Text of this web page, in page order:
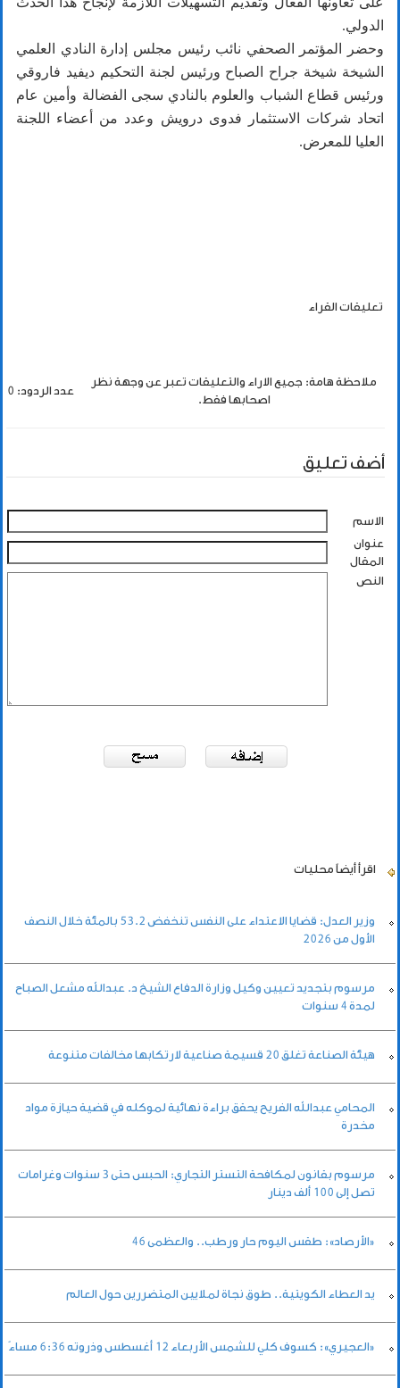
الدولي.
وحضر المؤتمر الصحفي نائب رئيس مجلس إدارة النادي العلمي
الشيخة شيخة جراح الصباح ورئيس لجنة التحكيم ديفيد فاروقي
ورئيس قطاع الشباب والعلوم بالنادي سجى الفضالة وأمين عام
اتحاد شركات الاستثمار فدوى درويش وعدد من أعضاء اللجنة
العليا للمعرض.
تعليقات القراء
ملاحظة هامة: جميع الاراء والتعليقات تعبر عن وجهة نظر
اصحابها فقط.
عدد الردود: 0
أضف تعليق
الاسم
عنوان
المقال
النص
اقرأ أيضاً محليات
وزير العدل: قضايا الاعتداء على النفس تنخفض 53.2 بالمئة خلال النصف
الأول من 2026
مرسوم بتجديد تعيين وكيل وزارة الدفاع الشيخ د. عبدالله مشعل الصباح
لمدة 4 سنوات
هيئة الصناعة تغلق 20 قسيمة صناعية لارتكابها مخالفات متنوعة
المحامي عبدالله الفريح يحقق براءة نهائية لموكله في قضية حيازة مواد
مخدرة
مرسوم بقانون لمكافحة التستر التجاري: الحبس حتى 3 سنوات وغرامات
تصل إلى 100 ألف دينار
«الأرصاد»: طقس اليوم حار ورطب.. والعظمى 46
يد العطاء الكويتية.. طوق نجاة لملايين المتضررين حول العالم
«العجيري»: كسوف كلي للشمس الأربعاء 12 أغسطس وذروته 6:36 مساءً